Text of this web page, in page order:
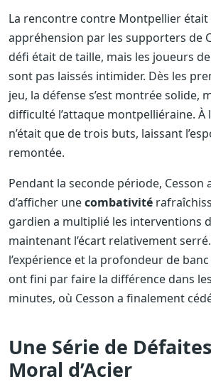
La rencontre contre Montpellier était
appréhension par les supporters de
défi était de taille, mais les joueurs
sont pas laissés intimider. Dès les
jeu, la défense s’est montrée solide,
difficulté l’attaque montpelliéraine. À
n’était que de trois buts, laissant
remontée.
Pendant la seconde période, Cesson
d’afficher unecombativité
gardien a multiplié les interventions
maintenant l’écart relativement
l’expérience et la profondeur de
ont fini par faire la différence dans
minutes, où Cesson a finalement
Une Série de
Moral d’Acier